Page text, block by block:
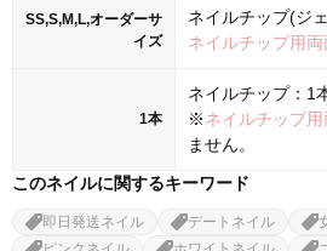
SS,S,M,L,オーダーサ
イズ
ネイルチップ(ジ
ネイルチップ用
1本
ネイルチップ：1
※ネイルチップ
ません。
このネイルに関するキーワード
即日発送ネイル デートネイル